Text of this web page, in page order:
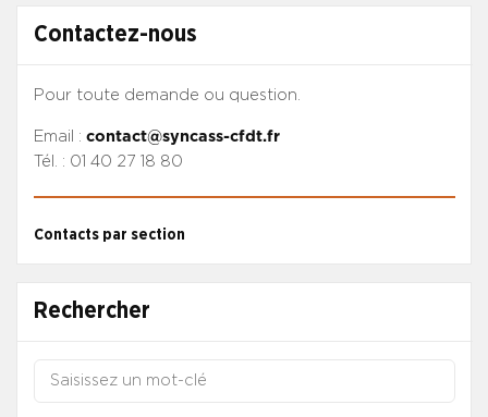
Contactez-nous
Pour toute demande ou question.
Email : contact@syncass-cfdt.fr
Tél. : 01 40 27 18 80
Contacts par section
Rechercher